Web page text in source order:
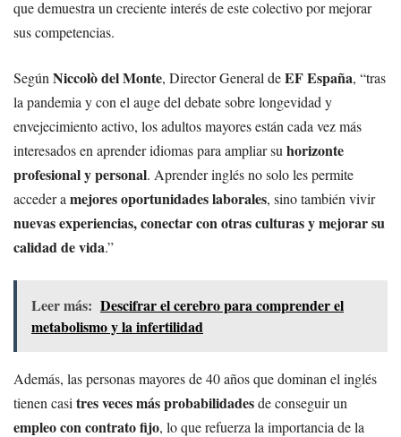
que demuestra un creciente interés de este colectivo por mejorar
sus competencias.
SegúnNiccolò del Monte, Director General deEF España, “tras
la pandemia y con el auge del debate sobre longevidad y
envejecimiento activo, los adultos mayores están cada vez más
interesados en aprender idiomas para ampliar suhorizonte
profesional y personal. Aprender inglés no solo les permite
acceder amejores oportunidades laborales, sino también vivir
nuevas experiencias, conectar con otras culturas y mejorar su
calidad de vida.”
Leer más: Descifrar el cerebro para comprender el
metabolismo y la infertilidad
Además, las personas mayores de 40 años que dominan el inglés
tienen casitres veces más probabilidadesde conseguir un
empleo con contrato fijo, lo que refuerza la importancia de la